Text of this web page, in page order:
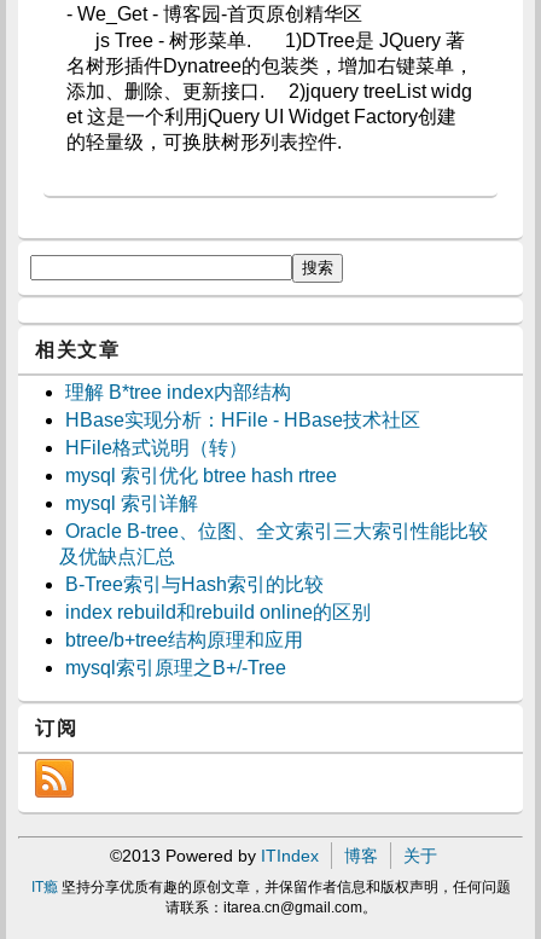
- We_Get - 博客园-首页原创精华区
js Tree - 树形菜单. 1)DTree是 JQuery 著
名树形插件Dynatree的包装类，增加右键菜单，
添加、删除、更新接口. 2)jquery treeList widg
et 这是一个利用jQuery UI Widget Factory创建
的轻量级，可换肤树形列表控件.
相关文章
理解 B*tree index内部结构
HBase实现分析：HFile - HBase技术社区
HFile格式说明（转）
mysql 索引优化 btree hash rtree
mysql 索引详解
Oracle B-tree、位图、全文索引三大索引性能比较
及优缺点汇总
B-Tree索引与Hash索引的比较
index rebuild和rebuild online的区别
btree/b+tree结构原理和应用
mysql索引原理之B+/-Tree
订阅
©2013 Powered by ITIndex 博客 关于
IT瘾坚持分享优质有趣的原创文章，并保留作者信息和版权声明，任何问题
请联系： itarea.cn@gmail.com。